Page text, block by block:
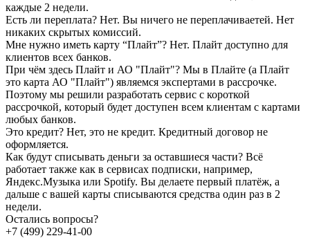
каждые 2 недели.
Есть ли переплата? Нет. Вы ничего не переплачиваетей. Нет
никаких скрытых комиссий.
Мне нужно иметь карту “Плайт”? Нет. Плайт доступно для
клиентов всех банков.
При чём здесь Плайт и АО "Плайт"? Мы в Плайте (а Плайт
это карта АО "Плайт") являемся экспертами в рассрочке.
Поэтому мы решили разработать сервис с короткой
рассрочкой, который будет доступен всем клиентам с картами
любых банков.
Это кредит? Нет, это не кредит. Кредитный договор не
оформляется.
Как будут списывать деньги за оставшиеся части? Всё
работает также как в сервисах подписки, например,
Яндекс.Музыка или Spotify. Вы делаете первый платёж, а
дальше с вашей карты списываются средства один раз в 2
недели.
Остались вопросы?
+7 (499) 229-41-00